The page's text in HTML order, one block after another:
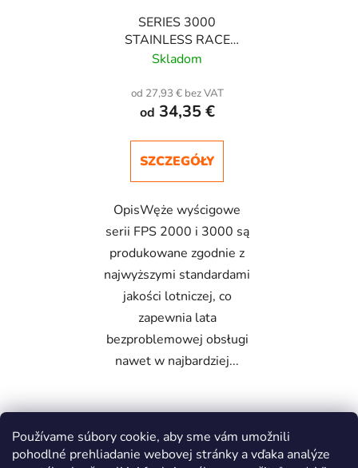
Používame súbory cookie, aby sme vám umožnili
pohodlné prehliadanie webovej stránky a vďaka analýze
SERIES 3000
STAINLESS RACE
HOSE
Skladom
od 27,93 € bez VAT
od 34,35 €
SZCZEGÓŁY
OpisWęże wyścigowe
serii FPS 2000 i 3000 są
produkowane zgodnie z
najwyższymi standardami
jakości lotniczej, co
zapewnia lata
bezproblemowej obsługi
nawet w najbardziej...
K
o
11pozycji razem